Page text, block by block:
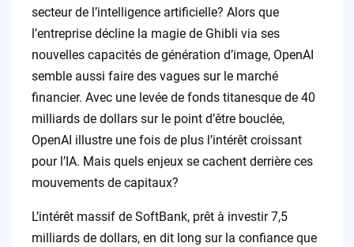
secteur de l’intelligence artificielle? Alors que
l’entreprise décline la magie de Ghibli via ses
nouvelles capacités de génération d’image, OpenAI
semble aussi faire des vagues sur le marché
financier. Avec une levée de fonds titanesque de 40
milliards de dollars sur le point d’être bouclée,
OpenAI illustre une fois de plus l’intérêt croissant
pour l’IA. Mais quels enjeux se cachent derrière ces
mouvements de capitaux?
L’intérêt massif de SoftBank, prêt à investir 7,5
milliards de dollars, en dit long sur la confiance que